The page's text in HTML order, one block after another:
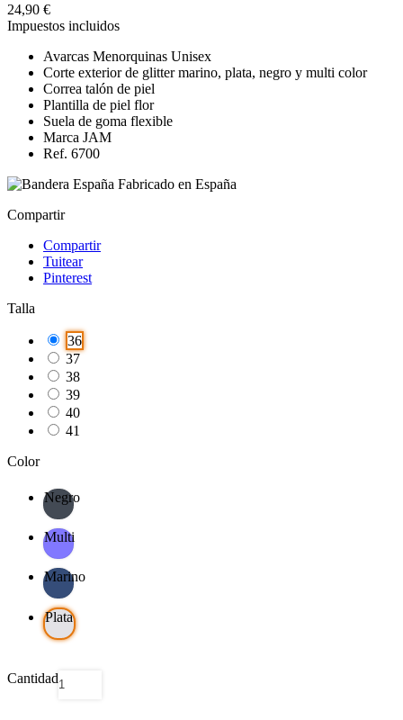
24,90 €
Impuestos incluidos
Avarcas Menorquinas Unisex
Corte exterior de glitter marino, plata, negro y multi color
Correa talón de piel
Plantilla de piel flor
Suela de goma flexible
Marca JAM
Ref. 6700
Fabricado en España
Compartir
Compartir
Tuitear
Pinterest
Talla
36
37
38
39
40
41
Color
Negro
Multi
Marino
Plata
Cantidad